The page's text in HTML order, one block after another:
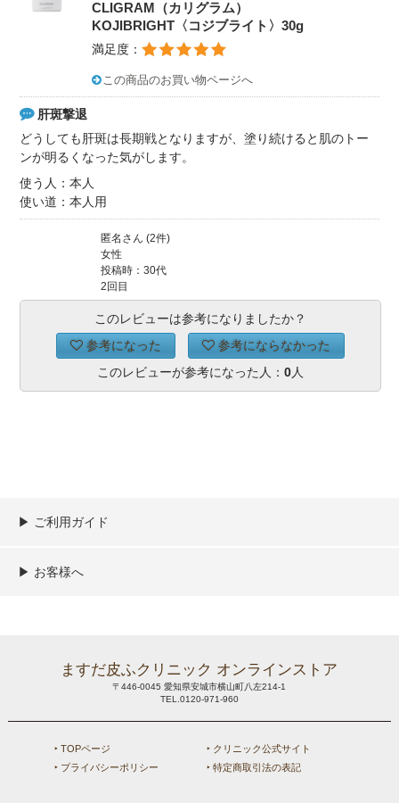
CLIGRAM（カリグラム）
KOJIBRIGHT〈コジブライト〉30g
満足度：
この商品のお買い物ページへ
肝斑撃退
どうしても肝斑は長期戦となりますが、塗り続けると肌のトー
ンが明るくなった気がします。
使う人：本人
使い道：本人用
匿名さん (2件)
女性
投稿時：30代
2回目
このレビューは参考になりましたか？
参考になった
参考にならなかった
このレビューが参考になった人： 0人
▶︎ ご利用ガイド
ご利用ガイド
決済／配送／送料について
取り扱い商品一覧
顧客情報の取扱について
特定商取引法の表記
▶︎ お客様へ
ますだ皮ふクリニック オンラインストア
〒446-0045 愛知県安城市横山町八左214-1
TEL.0120-971-960
‣ TOPページ
‣ クリニック公式サイト
‣ プライバシーポリシー
‣ 特定商取引法の表記